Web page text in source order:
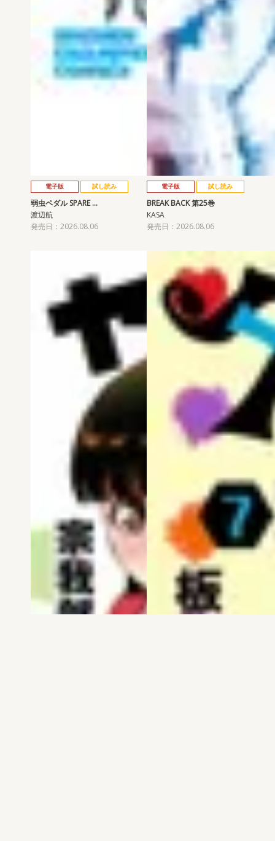
電子版 試し読み
弱虫ペダル SPARE …
渡辺航
発売日：2026.08.06
電子版 試し読み
BREAK BACK 第25巻
KASA
発売日：2026.08.06